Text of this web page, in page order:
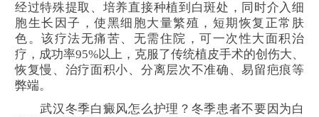
经过特殊提取、培养直接种植到白斑处，同时介入细
胞生长因子，使黑细胞大量繁殖，短期恢复正常肤
色。该疗法无痛苦、无需住院，可一次性大面积治
疗，成功率95%以上，克服了传统植皮手术的创伤大、
恢复慢、治疗面积小、分离层次不准确、易留疤痕等
弊端。
武汉冬季白癜风怎么护理？冬季患者不要因为白